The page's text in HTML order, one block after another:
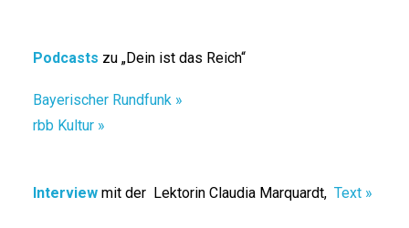
Podcasts zu „Dein ist das Reich“
Bayerischer Rundfunk »
rbb Kultur »
Interview mit der Lektorin Claudia Marquardt, Text »